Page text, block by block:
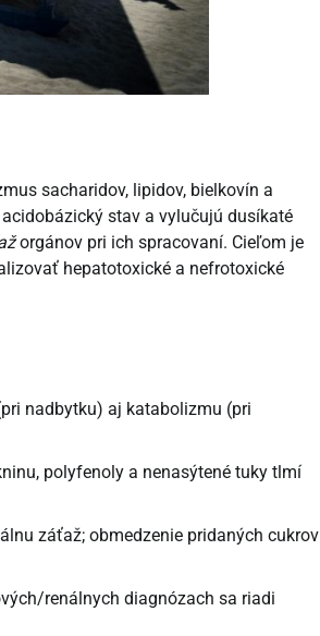
sacharidov, lipidov, bielkovín a
stav a vylučujú dusíkaté
orgánov pri ich spracovaní. Cieľom je
hepatotoxické a nefrotoxické
nadbytku) aj katabolizmu (pri
polyfenoly a nenasýtené tuky tlmí
záťaž; obmedzenie pridaných cukrov
renálnych diagnózach sa riadi